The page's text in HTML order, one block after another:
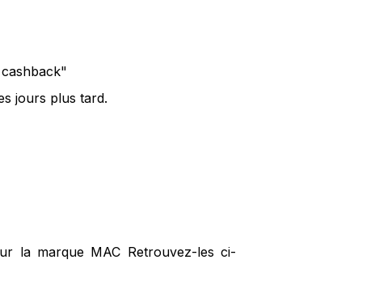
jours plus tard.
la marque MAC Retrouvez-les ci-